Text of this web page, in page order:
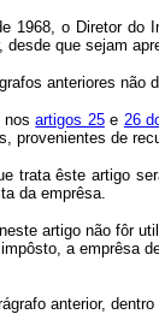
1968, o Diretor
que sejam
anteriores
nosartigos 25e 26
provenientes de
êste artigo será
da emprêsa.
artigo não fôr
a emprêsa
anterior, dentro